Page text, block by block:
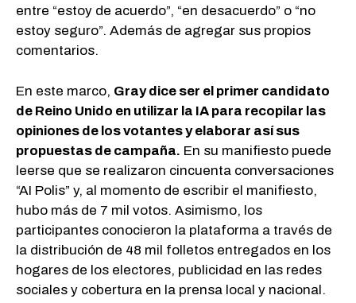
entre “estoy de acuerdo”, “en desacuerdo” o “no
estoy seguro”. Además de agregar sus propios
comentarios.
En este marco, Gray dice ser el primer candidato
de Reino Unido en utilizar la IA para recopilar las
opiniones de los votantes y elaborar así sus
propuestas de campaña. En su manifiesto puede
leerse que se realizaron cincuenta conversaciones
“AI Polis” y, al momento de escribir el manifiesto,
hubo más de 7 mil votos. Asimismo, los
participantes conocieron la plataforma a través de
la distribución de 48 mil folletos entregados en los
hogares de los electores, publicidad en las redes
sociales y cobertura en la prensa local y nacional.